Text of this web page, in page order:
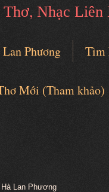
Thơ, Nhạc Liên
Phương Tìm
Mới (Tham khảo)
Lan Phương